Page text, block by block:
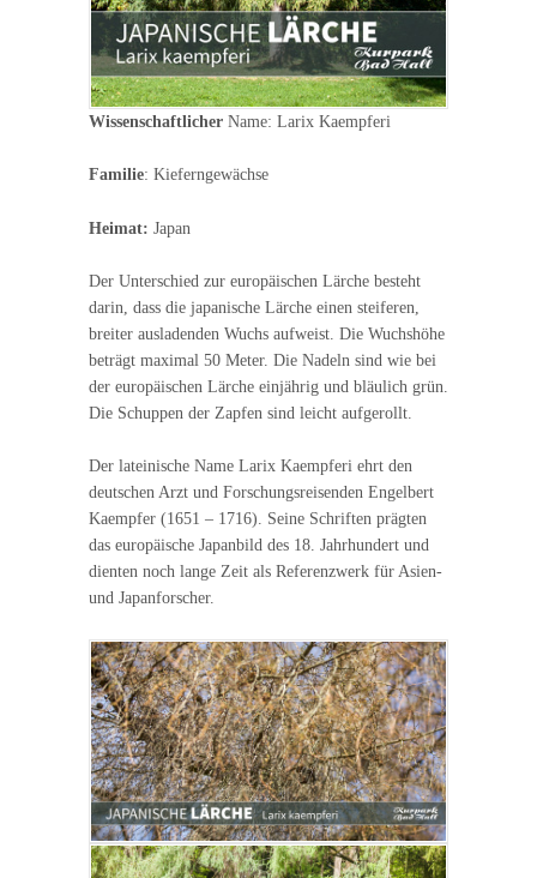
Wissenschaftlicher Name: Larix Kaempferi
Familie: Kieferngewächse
Heimat: Japan
Der Unterschied zur europäischen Lärche besteht
darin, dass die japanische Lärche einen steiferen,
breiter ausladenden Wuchs aufweist. Die Wuchshöhe
beträgt maximal 50 Meter. Die Nadeln sind wie bei
der europäischen Lärche einjährig und bläulich grün.
Die Schuppen der Zapfen sind leicht aufgerollt.
Der lateinische Name Larix Kaempferi ehrt den
deutschen Arzt und Forschungsreisenden Engelbert
Kaempfer (1651 – 1716). Seine Schriften prägten
das europäische Japanbild des 18. Jahrhundert und
dienten noch lange Zeit als Referenzwerk für Asien-
und Japanforscher.